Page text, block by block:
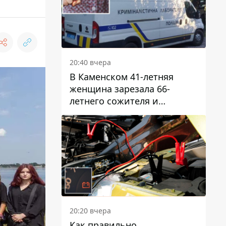
20:40 вчера
В Каменском 41-летняя
женщина зарезала 66-
летнего сожителя и
пыталась обмануть
полицейских
20:20 вчера